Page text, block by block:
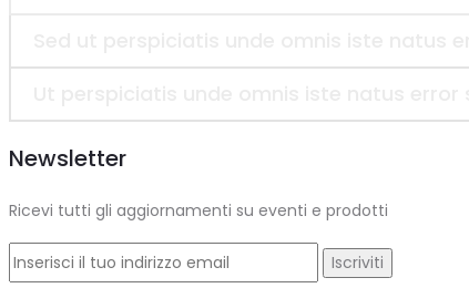
Newsletter
Ricevi tutti gli aggiornamenti su eventi e prodotti